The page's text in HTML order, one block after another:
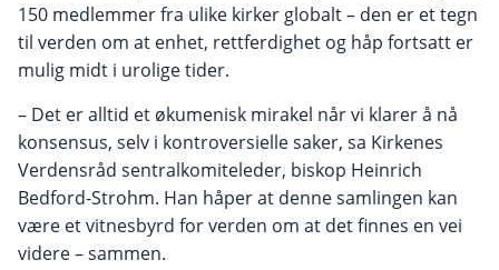
150 medlemmer fra ulike kirker globalt – den er et tegn
til verden om at enhet, rettferdighet og håp fortsatt er
mulig midt i urolige tider.
– Det er alltid et økumenisk mirakel når vi klarer å nå
konsensus, selv i kontroversielle saker, sa Kirkenes
Verdensråd sentralkomiteleder, biskop Heinrich
Bedford-Strohm. Han håper at denne samlingen kan
være et vitnesbyrd for verden om at det finnes en vei
videre – sammen.